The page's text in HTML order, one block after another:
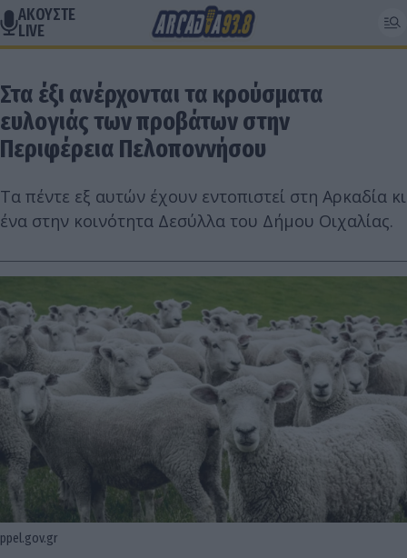
ΑΚΟΥΣΤΕ
LIVE
Στα έξι ανέρχονται τα κρούσματα
ευλογιάς των προβάτων στην
Περιφέρεια Πελοποννήσου
Τα πέντε εξ αυτών έχουν εντοπιστεί στη Αρκαδία κι
ένα στην κοινότητα Δεσύλλα του Δήμου Οιχαλίας.
ppel.gov.gr